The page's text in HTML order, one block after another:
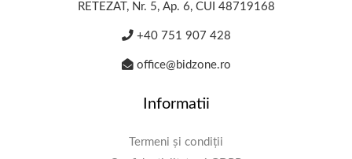
RETEZAT, Nr. 5, Ap. 6, CUI 48719168
+40 751 907 428
office@bidzone.ro
Informatii
Termeni și condiții